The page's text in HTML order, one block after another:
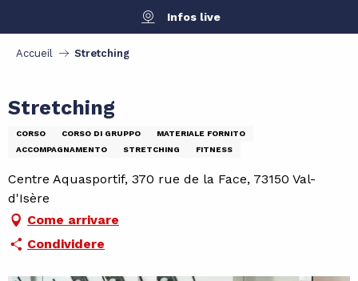
contenu
Infos live
Accueil Stretching
Stretching
CORSO CORSO DI GRUPPO
MATERIALE FORNITO
ACCOMPAGNAMENTO
STRETCHING FITNESS
Centre Aquasportif, 370 rue de la Face, 73150 Val-
d'Isère
Come arrivare
Condividere